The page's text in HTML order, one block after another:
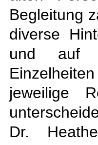
Begleitung
diverse
und auf
jeweilige
Dr.